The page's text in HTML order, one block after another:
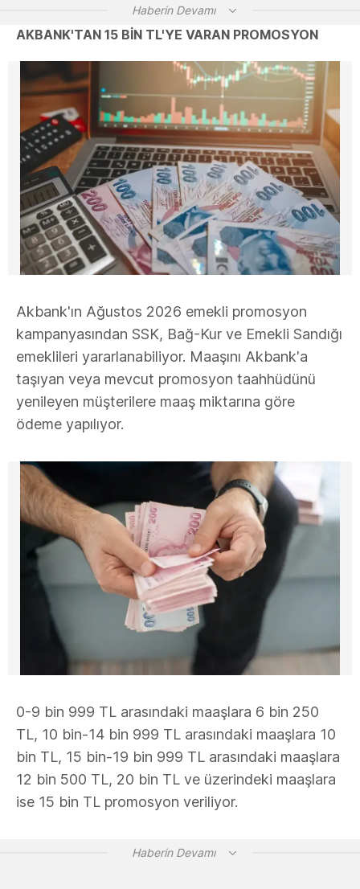
Haberin Devamı
AKBANK'TAN 15 BİN TL'YE VARAN PROMOSYON
Akbank'ın Ağustos 2026 emekli promosyon
kampanyasından SSK, Bağ-Kur ve Emekli Sandığı
emeklileri yararlanabiliyor. Maaşını Akbank'a
taşıyan veya mevcut promosyon taahhüdünü
yenileyen müşterilere maaş miktarına göre
ödeme yapılıyor.
0-9 bin 999 TL arasındaki maaşlara 6 bin 250
TL, 10 bin-14 bin 999 TL arasındaki maaşlara 10
bin TL, 15 bin-19 bin 999 TL arasındaki maaşlara
12 bin 500 TL, 20 bin TL ve üzerindeki maaşlara
ise 15 bin TL promosyon veriliyor.
Haberin Devamı